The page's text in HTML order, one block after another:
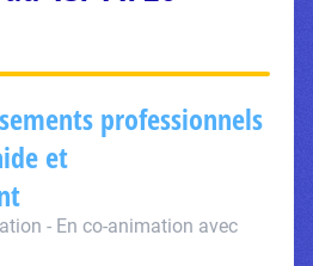
professionnels
et
- En co-animation avec